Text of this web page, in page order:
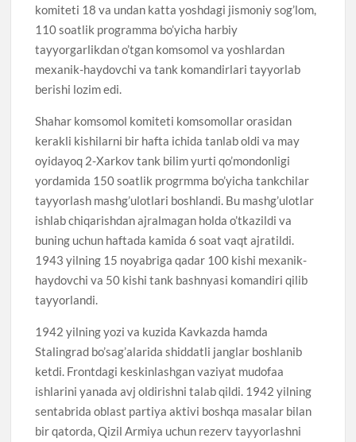
komiteti 18 va undan katta yoshdagi jismoniy sog’lom,
110 soatlik programma bo’yicha harbiy
tayyorgarlikdan o’tgan komsomol va yoshlardan
mexanik-haydovchi va tank komandirlari tayyorlab
berishi lozim edi.
Shahar komsomol komiteti komsomollar orasidan
kerakli kishilarni bir hafta ichida tanlab oldi va may
oyidayoq 2-Xarkov tank bilim yurti qo’mondonligi
yordamida 150 soatlik progrmma bo’yicha tankchilar
tayyorlash mashg’ulotlari boshlandi. Bu mashg’ulotlar
ishlab chiqarishdan ajralmagan holda o’tkazildi va
buning uchun haftada kamida 6 soat vaqt ajratildi.
1943 yilning 15 noyabriga qadar 100 kishi mexanik-
haydovchi va 50 kishi tank bashnyasi komandiri qilib
tayyorlandi.
1942 yilning yozi va kuzida Kavkazda hamda
Stalingrad bo’sag’alarida shiddatli janglar boshlanib
ketdi. Frontdagi keskinlashgan vaziyat mudofaa
ishlarini yanada avj oldirishni talab qildi. 1942 yilning
sentabrida oblast partiya aktivi boshqa masalar bilan
bir qatorda, Qizil Armiya uchun rezerv tayyorlashni